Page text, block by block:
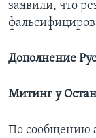
заявили, что
Дополнение
Митинг у
По сообщению